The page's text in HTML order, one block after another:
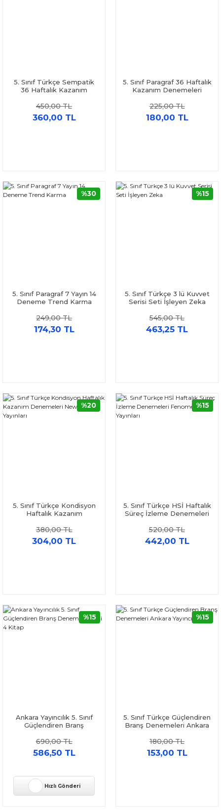
5. Sınıf Türkçe Sempatik
36 Haftalık Kazanım
Karması
450,00 TL
360,00 TL
5. Sınıf Paragraf 36 Haftalık
Kazanım Denemeleri
225,00 TL
180,00 TL
5. Sınıf Paragraf 7 Yayın 14
Deneme Trend Karma
249,00 TL
174,30 TL
%30
5. Sınıf Türkçe 3 lü Kuvvet
Serisi Seti İşleyen Zeka
545,00 TL
463,25 TL
%15
5. Sınıf Türkçe Kondisyon
Haftalık Kazanım
Yayınları
380,00 TL
304,00 TL
%20
5. Sınıf Türkçe HSİ Haftalık
Süreç İzleme Denemeleri
520,00 TL
442,00 TL
%15
Ankara Yayıncılık 5. Sınıf
Güçlendiren Branş
690,00 TL
586,50 TL
%15
Hızlı Gönderi
5. Sınıf Türkçe Güçlendiren
Branş Denemeleri Ankara
180,00 TL
153,00 TL
%15